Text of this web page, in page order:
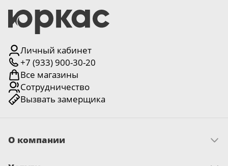
Личный кабинет
+7 (933) 900-30-20
Все магазины
Сотрудничество
Вызвать замерщика
О компании